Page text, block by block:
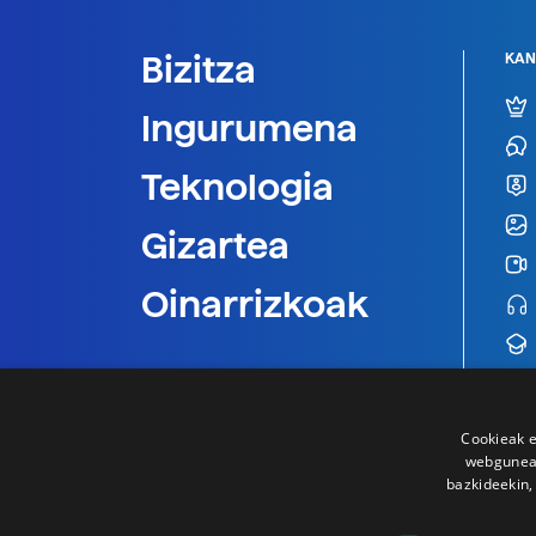
Bizitza
Ingurumena
Teknologia
Gizartea
Oinarrizkoak
Cookieak